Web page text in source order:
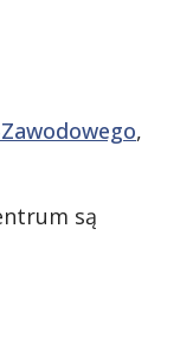
,
są